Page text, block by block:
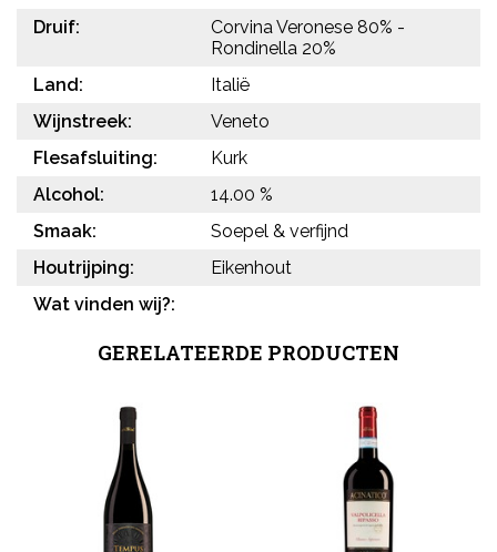
Druif:
Corvina Veronese 80% -
Rondinella 20%
Land:
Italië
Wijnstreek:
Veneto
Flesafsluiting:
Kurk
Alcohol:
14.00 %
Smaak:
Soepel & verfijnd
Houtrijping:
Eikenhout
Wat vinden wij?:
GERELATEERDE PRODUCTEN